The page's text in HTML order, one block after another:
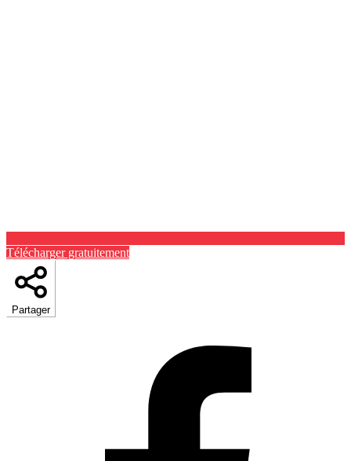
Télécharger gratuitement
Partager